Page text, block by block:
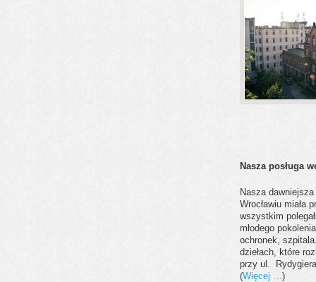
Nasza posługa
Nasza dawniejsza
Wrocławiu miała
wszystkim
młodego
ochronek,
dziełach, które
przy ul.
(Więcej … )